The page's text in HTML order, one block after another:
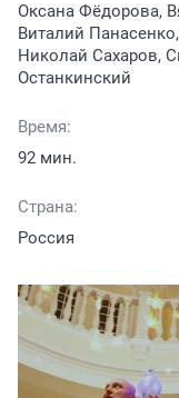
Оксана Фёдорова,
Виталий
Николай Сахаров,
Останкинский
Время:
92 мин.
Страна:
Россия